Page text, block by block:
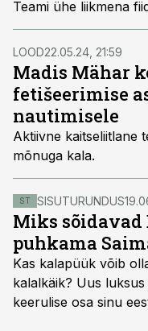
Teami ühe liikmena
peaaegu kõik, mis
kirbutamise MM-il.
LOOD22.05.24, 21:59
Madis Mähar
fetišeerimise
nautimisele
Aktiivne kaitseliitlane
mõnuga kala.
ST SISUTURUNDUS
Miks sõidavad
puhkama
Kas kalapüük võib
kalalkäik? Uus
keerulise osa sinu